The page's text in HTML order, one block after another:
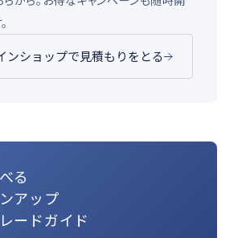
ンショップで見積もりをとる
る
アップ
ードガイド